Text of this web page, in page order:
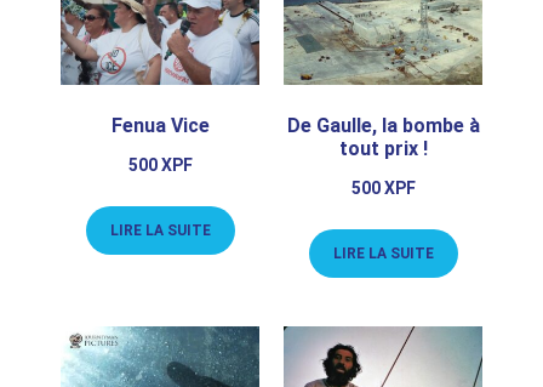
Fenua Vice
500XPF
LIRE LA SUITE
De Gaulle, la bombe à
tout prix !
500XPF
LIRE LA SUITE